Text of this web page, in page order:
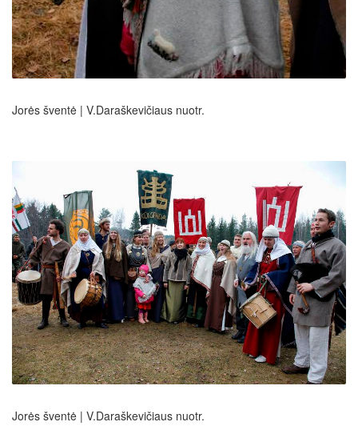
Jorės šventė | V.Daraškevičiaus nuotr.
Jorės šventė | V.Daraškevičiaus nuotr.